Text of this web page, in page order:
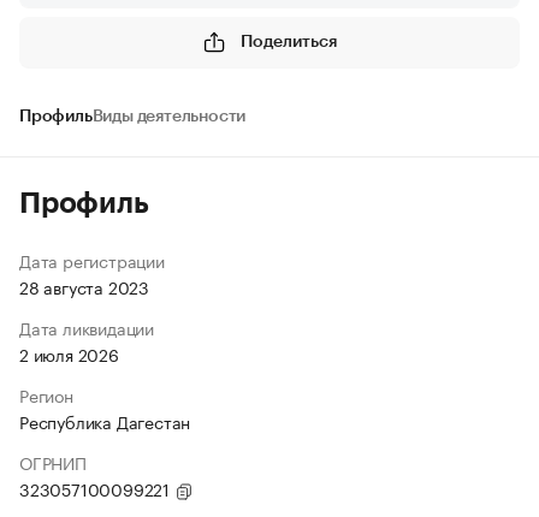
Поделиться
ПрофильВиды деятельности
Профиль
Дата регистрации
28 августа 2023
Дата ликвидации
2 июля 2026
Регион
Республика Дагестан
ОГРНИП
323057100099221